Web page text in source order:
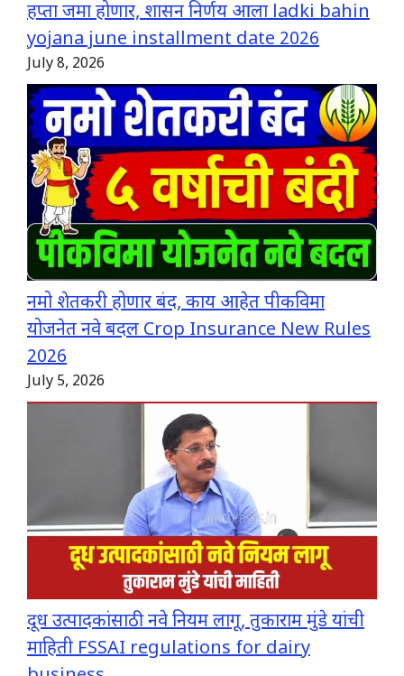
हप्ता जमा होणार, शासन निर्णय आला ladki bahin
yojana june installment date 2026
July 8, 2026
नमो शेतकरी होणार बंद, काय आहेत पीकविमा
योजनेत नवे बदल Crop Insurance New Rules
2026
July 5, 2026
दूध उत्पादकांसाठी नवे नियम लागू, तुकाराम मुंडे यांची
माहिती FSSAI regulations for dairy